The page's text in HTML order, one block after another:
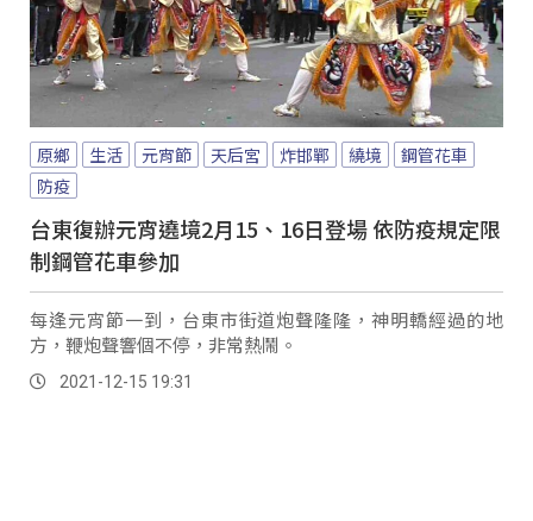
原鄉 生活 元宵節 天后宮 炸邯鄲 繞境
鋼管花車
防疫
台東復辦元宵遶境2月15、16日登場 依防疫規定限
制鋼管花車參加
每逢元宵節一到，台東市街道炮聲隆隆，神明轎經過的地
方，鞭炮聲響個不停，非常熱鬧。
2021-12-15 19:31